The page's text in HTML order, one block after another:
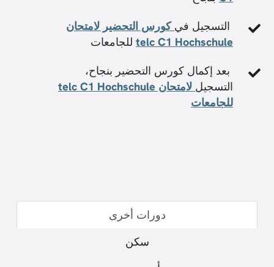
التسجيل في كورس التحضير لامتحان
telc C1 Hochschule للجامعات
بعد إكمال كورس التحضير بنجاح،
التسجيل
لامتحان telc C1 Hochschule
للجامعات
دورات أخرى
سكن